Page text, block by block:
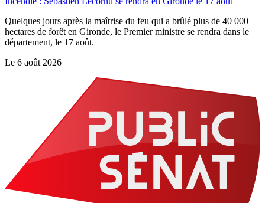
Quelques jours après la maîtrise du feu qui a brûlé plus de 40 000
hectares de forêt en Gironde, le Premier ministre se rendra dans le
département, le 17 août.
Le 6 août 2026